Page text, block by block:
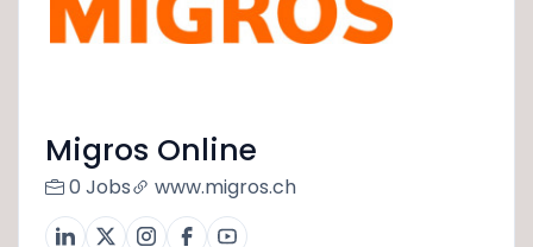
Migros Online
0 Jobs www.migros.ch